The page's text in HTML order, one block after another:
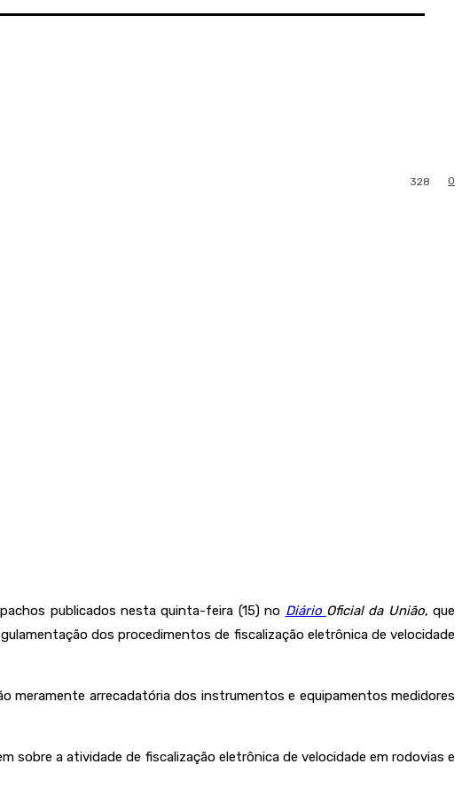
0
328
publicados nesta quinta-feira (15) no Diário Oficial da União, que
dos procedimentos de fiscalização eletrônica de velocidade
meramente arrecadatória dos instrumentos e equipamentos medidores
sobre a atividade de fiscalização eletrônica de velocidade em rodovias e